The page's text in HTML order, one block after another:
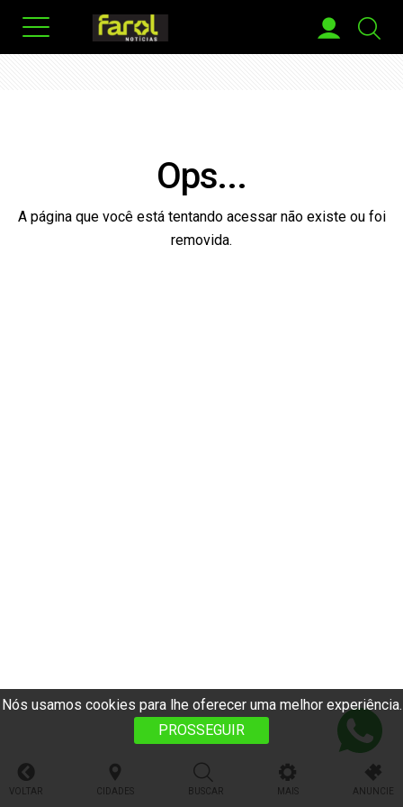
Nós usamos cookies para lhe oferecer uma melhor experiência.
PROSSEGUIR
Ops...
A página que você está tentando acessar não existe ou foi
removida.
VOLTAR CIDADES BUSCAR MAIS ANUNCIE